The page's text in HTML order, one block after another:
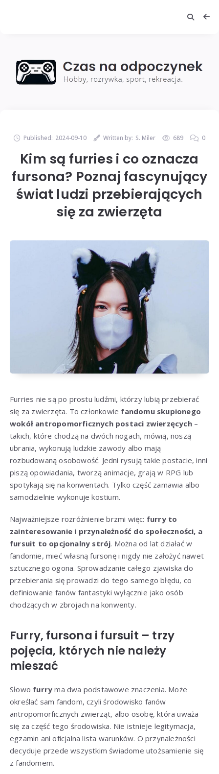
Published: 2024-09-10 Written by: S. Miler 689 0
Kim są furries i co oznacza
fursona? Poznaj fascynujący
świat ludzi przebierających
się za zwierzęta
Furries nie są po prostu ludźmi, którzy lubią przebierać
się za zwierzęta. To członkowie fandomu skupionego
wokół antropomorficznych postaci zwierzęcych–
takich, które chodzą na dwóch nogach, mówią, noszą
ubrania, wykonują ludzkie zawody albo mają
rozbudowaną osobowość. Jedni rysują takie postacie, inni
piszą opowiadania, tworzą animacje, grają w RPG lub
spotykają się na konwentach. Tylko część zamawia albo
samodzielnie wykonuje kostium.
Najważniejsze rozróżnienie brzmi więc: furry to
zainteresowanie i przynależność do społeczności, a
fursuit to opcjonalny strój. Można od lat działać w
fandomie, mieć własną fursonę i nigdy nie założyć nawet
sztucznego ogona. Sprowadzanie całego zjawiska do
przebierania się prowadzi do tego samego błędu, co
definiowanie fanów fantastyki wyłącznie jako osób
chodzących w zbrojach na konwenty.
Furry, fursona i fursuit – trzy
pojęcia, których nie należy
mieszać
Słowo furry ma dwa podstawowe znaczenia. Może
określać sam fandom, czyli środowisko fanów
antropomorficznych zwierząt, albo osobę, która uważa
się za część tego środowiska. Nie istnieje legitymacja,
egzamin ani oficjalna lista warunków. O przynależności
decyduje przede wszystkim świadome utożsamienie się
z fandomem.